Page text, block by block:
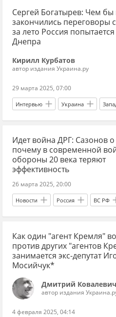
Владимир Зеленский
Вооруженные силы Украины
Сергей Богатырев: Чем бы
закончились переговоры
за лето Россия
Днепра
Кирилл Курбатов
автор издания Украина.ру
29 марта 2025, 07:00
Интервью Украина
Дональд Трамп Владимир
Владимир Зеленский
Вооруженные силы Украины
Украина.ру ракеты
Днепр переговоры
Идет война ДРГ: Сазонов
почему в современной
обороны 20 века теряют
эффективность
26 марта 2025, 20:00
Новости Россия ВС РФ
ДРГ ВСУ наступление
диверсанты Запорожье
Спецоперация война
Как один "агент Кремля"
против других "агентов
занимается экс-депутат
Мосийчук*
Дмитрий Ковалевич
автор издания
4 февраля 2025, 04:14